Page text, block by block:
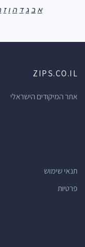
א ב ג ד ה ו ז
ZIPS.CO.IL
אתר המיקודים הישראלי
תנאי שימוש
פרטיות